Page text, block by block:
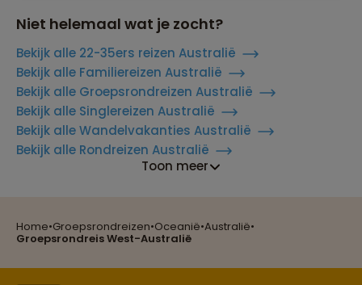
Home•Groepsrondreizen•Oceanië•Australië•
Groepsrondreis West-Australië
Niet helemaal wat je zocht?
Bekijk alle 22-35ers reizen Australië
Bekijk alle Familiereizen Australië
Bekijk alle Groepsrondreizen Australië
Bekijk alle Singlereizen Australië
Bekijk alle Wandelvakanties Australië
Bekijk alle Rondreizen Australië
Toon meer
Reizen met oog voor mens, cultuur en milieu